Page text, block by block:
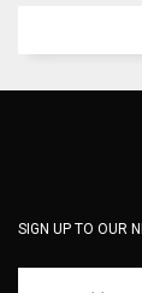
SIGN UP TO OUR